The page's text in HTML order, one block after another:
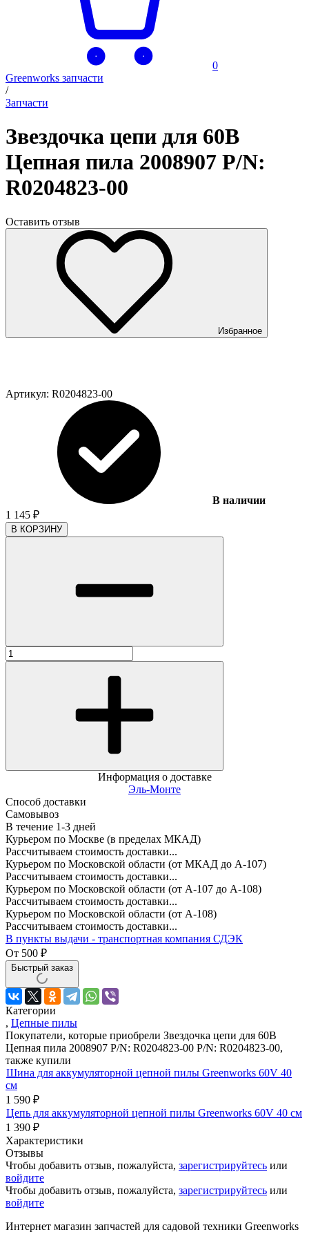
0
Greenworks запчасти
/
Запчасти
Звездочка цепи для 60В
Цепная пила 2008907 P/N:
R0204823-00
Оставить отзыв
Избранное
Артикул: R0204823-00
В наличии
1 145 ₽
В КОРЗИНУ
Информация о доставке
Эль-Монте
Способ доставки
Самовывоз
В течение 1-3 дней
Курьером по Москве (в пределах МКАД)
Рассчитываем стоимость доставки...
Курьером по Московской области (от МКАД до А-107)
Рассчитываем стоимость доставки...
Курьером по Московской области (от А-107 до А-108)
Рассчитываем стоимость доставки...
Курьером по Московской области (от А-108)
Рассчитываем стоимость доставки...
В пункты выдачи - транспортная компания СДЭК
От 500 ₽
Быстрый заказ
Категории
, Цепные пилы
Покупатели, которые приобрели Звездочка цепи для 60В
Цепная пила 2008907 P/N: R0204823-00 P/N: R0204823-00,
также купили
Шина для аккумуляторной цепной пилы Greenworks 60V 40
см
1 590 ₽
Цепь для аккумуляторной цепной пилы Greenworks 60V 40 см
1 390 ₽
Характеристики
Отзывы
Чтобы добавить отзыв, пожалуйста, зарегистрируйтесь или
войдите
Чтобы добавить отзыв, пожалуйста, зарегистрируйтесь или
войдите
Интернет магазин запчастей для садовой техники Greenworks